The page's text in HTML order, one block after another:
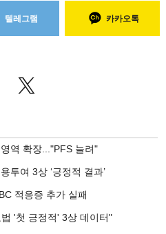
텔레그램 카카오톡
트위
터로
역 확장..."PFS 늘려"
투여 3상 ‘긍정적 결과’
적응증 추가 실패
'첫 긍정적' 3상 데이터"